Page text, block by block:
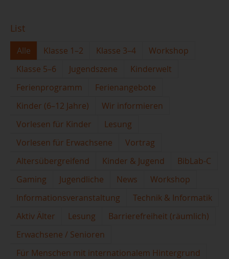
List
Alle Klasse 1–2 Klasse 3–4
Workshop
Klasse 5–6
Jugendszene
Kinderwelt
Ferienprogramm
Ferienangebote
Kinder (6–12 Jahre)
Wir informieren
Vorlesen für Kinder
Lesung
Vorlesen für Erwachsene
Vortrag
Altersübergreifend
Kinder & Jugend
BibLab-C
Gaming
Jugendliche News
Workshop
Informationsveranstaltung
Technik & Informatik
Aktiv Älter
Lesung
Barrierefreiheit (räumlich)
Erwachsene / Senioren
Für Menschen mit internationalem Hintergrund